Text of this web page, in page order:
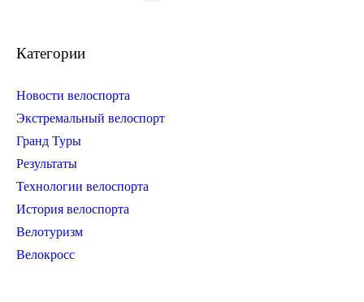
Категории
Новости велоспорта
Экстремальный велоспорт
Гранд Туры
Результаты
Технологии велоспорта
История велоспорта
Велотуризм
Велокросс